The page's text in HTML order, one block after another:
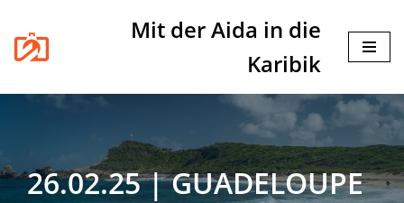
Zum
springen
Mit der Aida in die
Karibik
26.02.25 | GUADELOUPE